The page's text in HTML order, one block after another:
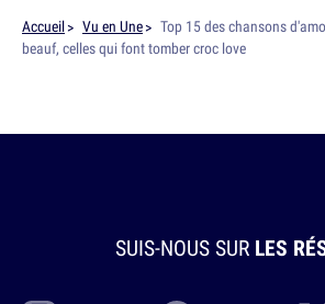
Accueil Vu en Une
Top 15 des chansons
beauf, celles qui font tomber croc love
SUIS-NOUS SUR LES